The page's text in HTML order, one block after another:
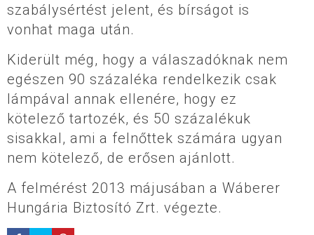
szabálysértést jelent, és bírságot is
vonhat maga után.
Kiderült még, hogy a válaszadóknak nem
egészen 90 százaléka rendelkezik csak
lámpával annak ellenére, hogy ez
kötelező tartozék, és 50 százalékuk
sisakkal, ami a felnőttek számára ugyan
nem kötelező, de erősen ajánlott.
A felmérést 2013 májusában a Wáberer
Hungária Biztosító Zrt. végezte.